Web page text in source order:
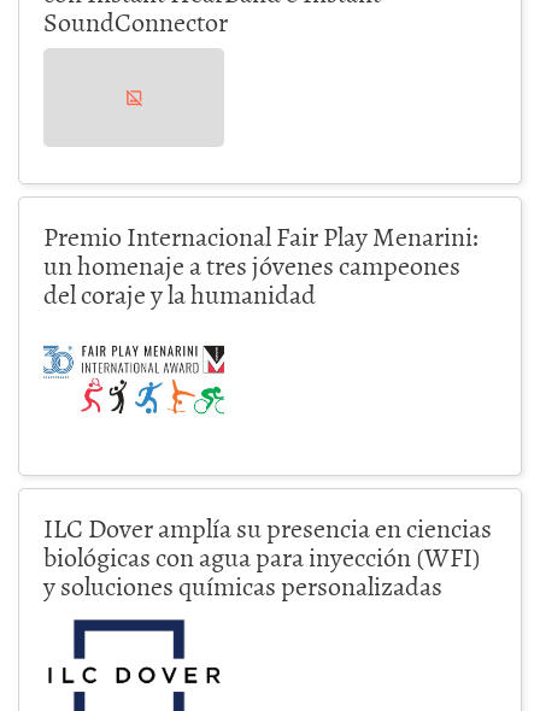
SoundConnector
Premio Internacional Fair Play Menarini:
un homenaje a tres jóvenes campeones
del coraje y la humanidad
ILC Dover amplía su presencia en ciencias
biológicas con agua para inyección (WFI)
y soluciones químicas personalizadas